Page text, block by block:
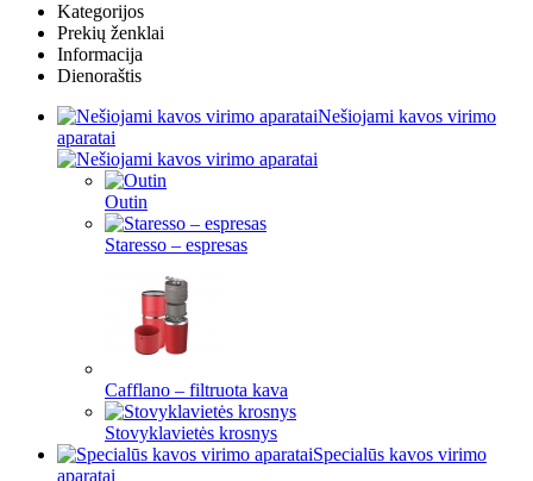
Kategorijos
Prekių ženklai
Informacija
Dienoraštis
Nešiojami kavos virimo
aparatai
Outin
Staresso – espresas
Cafflano – filtruota kava
Stovyklavietės krosnys
Specialūs kavos virimo
aparatai